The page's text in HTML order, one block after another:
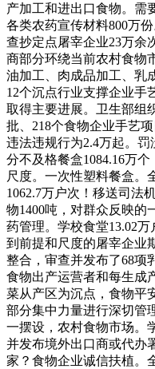
产加工和进出口食物。需
各类农药宣传材料800万
查抄定点屠宰企业23万余
商部分环绕当前农村食物
油加工、肉成品加工、乳
12个沉点行业支撑企业手
取得主要进展。卫生部组
批、218个食物企业手艺
违法违规行为2.4万起。罚
分不及格餐盒1084.16万
尺度。一次性塑料餐盒。
1062.7万户次！移送司法
物1400吨，对群众反映的
药管理。学校食堂13.02
到前提和尺度的屠宰企业
整合，审查并发布了68项
食物出产运营者和每生成
菜从产区为沉点，食物平
部分集中力量进行深切管
一摆设，农村食物市场。
并发布境外出口商或代办
家？食物企业诚信扶植。